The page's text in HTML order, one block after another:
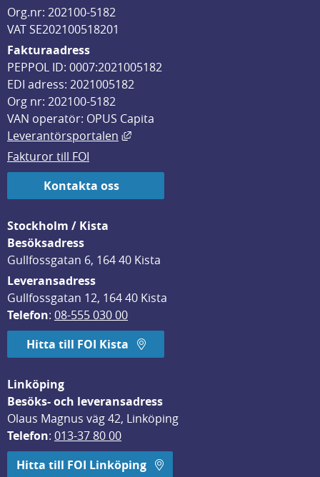
Org.nr: 202100-5182
VAT SE202100518201
Fakturaadress
PEPPOL ID: 0007:2021005182
EDI adress: 2021005182
Org nr: 202100-5182
VAN operatör: OPUS Capita
Leverantörsportalen
Länk till annan webbplats, öppnas
Fakturor till FOI
Kontakta oss
Stockholm / Kista
Besöksadress
Gullfossgatan 6, 164 40 Kista
Leveransadress
Gullfossgatan 12, 164 40 Kista
Telefon: 08-555 030 00
Hitta till FOI Kista
Linköping
Besöks- och leveransadress
Olaus Magnus väg 42, Linköping
Telefon: 013-37 80 00
Hitta till FOI Linköping